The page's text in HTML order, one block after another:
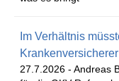
Im Verhältnis
27.7.2026 - Andreas